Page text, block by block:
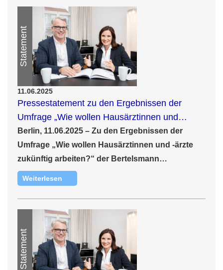
Statement
11.06.2025
Pressestatement zu den Ergebnissen der
Umfrage „Wie wollen Hausärztinnen und…
Berlin, 11.06.2025 – Zu den Ergebnissen der
Umfrage „Wie wollen Hausärztinnen und -ärzte
zukünftig arbeiten?“ der Bertelsmann…
Weiterlesen
Statement